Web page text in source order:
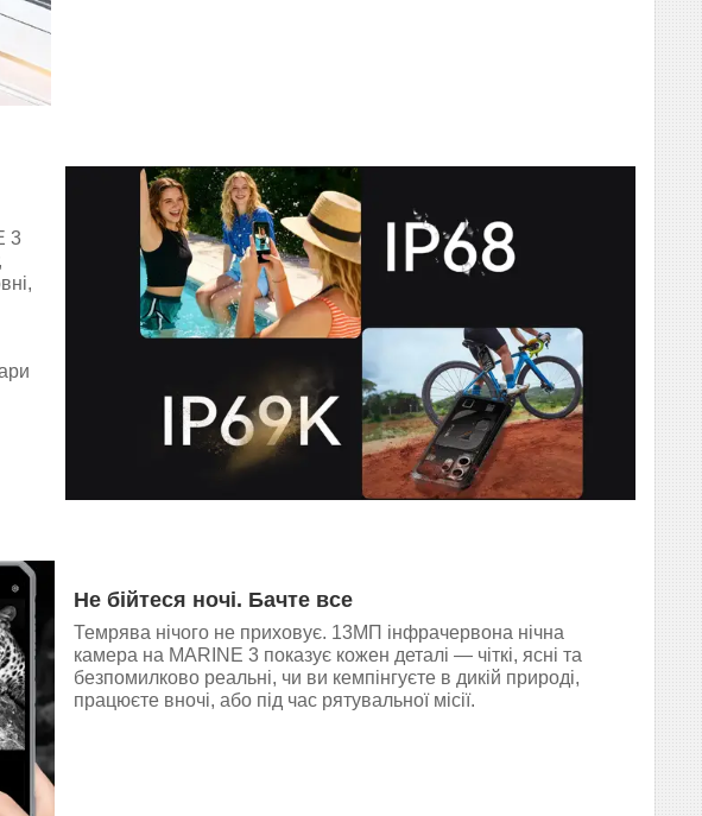
3
Не бійтеся ночі. Бачте все
Темрява нічого не приховує. 13МП інфрачервона нічна
камера на MARINE 3 показує кожен деталі — чіткі, ясні та
безпомилково реальні, чи ви кемпінгуєте в дикій природі,
працюєте вночі, або під час рятувальної місії.